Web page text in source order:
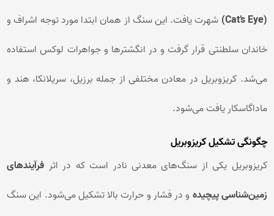
(Cat’s Eye)
شهرت یافت. این سنگ از همان ابتدا مورد توجه اشراف و
خاندان سلطنتی قرار گرفت و در انگشترها و جواهرات لوکس استفاده
می‌شد. کریزوبریل در معادن مختلفی از جمله برزیل، سریلانکا، هند و
ماداگاسکار یافت می‌شود.
چگونگی تشکیل کریزوبریل
کریزوبریل یکی از سنگ‌های معدنی نادر است که در اثر فرآیندهای
زمین‌شناسی پیچیده و در فشار و حرارت بالا تشکیل می‌شود. این سنگ